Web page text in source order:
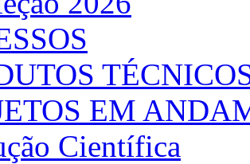
EM
Científica